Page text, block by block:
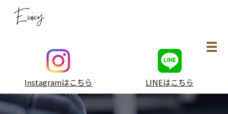
Instagramはこちら LINEはこちら
メ